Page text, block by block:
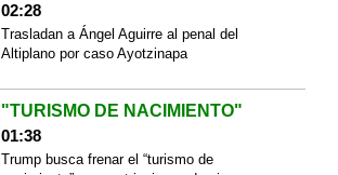
02:28
Trasladan a Ángel Aguirre al penal del
Altiplano por caso Ayotzinapa
"TURISMO DE NACIMIENTO"
01:38
Trump busca frenar el “turismo de